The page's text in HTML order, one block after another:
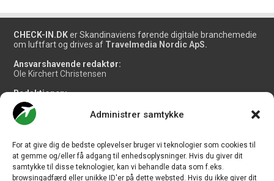
Administrer samtykke
For at give dig de bedste oplevelser bruger vi teknologier som cookies til
at gemme og/eller få adgang til enhedsoplysninger. Hvis du giver dit
samtykke til disse teknologier, kan vi behandle data som f.eks.
browsingadfærd eller unikke ID'er på dette websted. Hvis du ikke giver dit
CHECK-IN.DK er Skandinaviens førende digitale branchemedie
om luftfart og drives af Travelmedia Nordic ApS.
Ansvarshavende redaktør:
Ole Kirchert Christensen
Redaktionen:
Christian Granhøj Skouboe
Henrik Baumgarten
Danny Longhi Andreasen
Salg og jobannoncer:
salg@travelmedianordic.com